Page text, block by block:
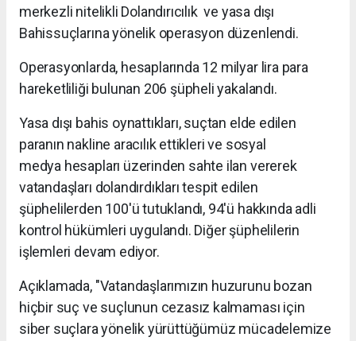
merkezli nitelikli Dolandırıcılık ve yasa dışı
Bahissuçlarına yönelik operasyon düzenlendi.
Operasyonlarda, hesaplarında 12 milyar lira para
hareketliliği bulunan 206 şüpheli yakalandı.
Yasa dışı bahis oynattıkları, suçtan elde edilen
paranın nakline aracılık ettikleri ve sosyal
medya hesapları üzerinden sahte ilan vererek
vatandaşları dolandırdıkları tespit edilen
şüphelilerden 100'ü tutuklandı, 94'ü hakkında adli
kontrol hükümleri uygulandı. Diğer şüphelilerin
işlemleri devam ediyor.
Açıklamada, "Vatandaşlarımızın huzurunu bozan
hiçbir suç ve suçlunun cezasız kalmaması için
siber suçlara yönelik yürüttüğümüz mücadelemize